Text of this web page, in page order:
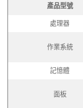
產品型號
處理器
作業系統
記憶體
面板